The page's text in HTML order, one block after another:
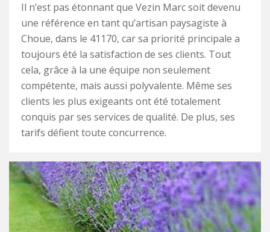
Il n’est pas étonnant que Vezin Marc soit devenu
une référence en tant qu’artisan paysagiste à
Choue, dans le 41170, car sa priorité principale a
toujours été la satisfaction de ses clients. Tout
cela, grâce à la une équipe non seulement
compétente, mais aussi polyvalente. Même ses
clients les plus exigeants ont été totalement
conquis par ses services de qualité. De plus, ses
tarifs défient toute concurrence.